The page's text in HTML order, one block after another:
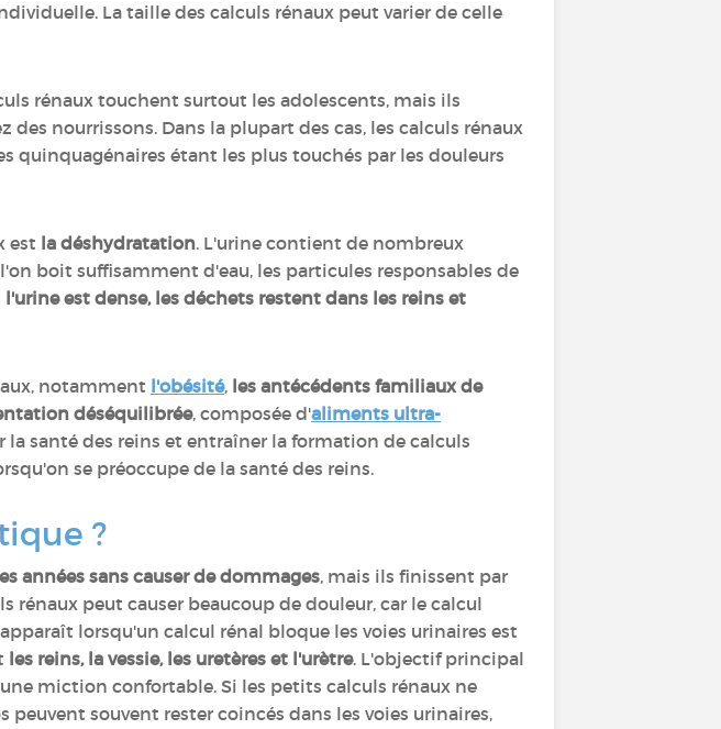
La taille des calculs rénaux peut varier de celle
rénaux touchent surtout les adolescents, mais ils
nourrissons. Dans la plupart des cas, les calculs rénaux
quinquagénaires étant les plus touchés par les douleurs
est la déshydratation. L'urine contient de nombreux
boit suffisamment d'eau, les particules responsables de
l'urine est dense, les déchets restent dans les reins et
notamment l'obésité, les antécédents familiaux de
déséquilibrée, composée d'aliments ultra-
la santé des reins et entraîner la formation de calculs
se préoccupe de la santé des reins.
?
années sans causer de dommages, mais ils finissent par
rénaux peut causer beaucoup de douleur, car le calcul
lorsqu'un calcul rénal bloque les voies urinaires est
les reins, la vessie, les uretères et l'urètre. L'objectif principal
miction confortable. Si les petits calculs rénaux ne
souvent rester coincés dans les voies urinaires,